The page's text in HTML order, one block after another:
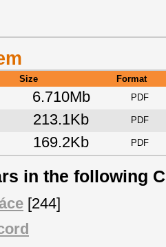
Size
Format
6.710Mb PDF
213.1Kb PDF
169.2Kb PDF
in the following
[244]